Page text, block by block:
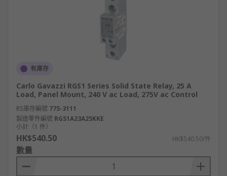
有庫存
Carlo Gavazzi RGS1 Series Solid State Relay, 25 A
Load, Panel Mount, 240 V ac Load, 275V ac Control
RS庫存編號 775-3111
製造零件編號 RGS1A23A25KKE
小計（1 件）
HK$540.50 HK$540.50/件
數量